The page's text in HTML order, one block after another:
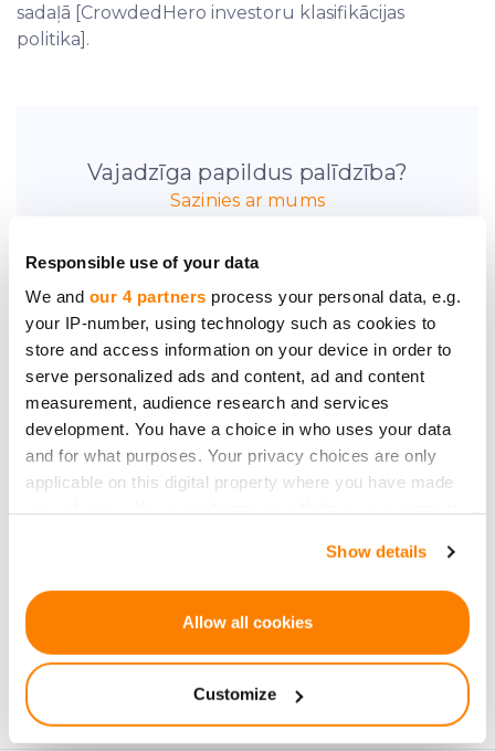
Responsible use of your data
We and our 4 partners process your personal data, e.g.
your IP-number, using technology such as cookies to
store and access information on your device in order to
serve personalized ads and content, ad and content
measurement, audience research and services
development. You have a choice in who uses your data
and for what purposes. Your privacy choices are only
applicable on this digital property where you have made
If you allow, we would also like to:
Identify your device by actively scanning it for
Show details
Allow all cookies
Customize
sadaļā [CrowdedHero investoru klasifikācijas
politika].
Vajadzīga papildus palīdzība?
Sazinies ar mums
Esi pirmais, kas uzzina
jaunumus par
investīciju projektiem
Personu dati tiks apstrādāti saskaņā ar CrowdedHero
Privātuma politika
. Jūs varat atteikties no jaunumiem